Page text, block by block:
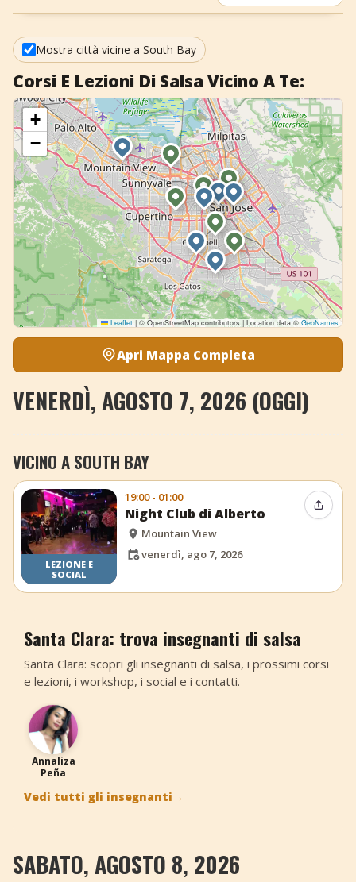
+ Aggiungi evento
Mostra città vicine a South Bay
Corsi E Lezioni Di Salsa Vicino A Te:
+
−
Leaflet | © OpenStreetMap contributors | Location data © GeoNames
Apri Mappa Completa
VENERDÌ, AGOSTO 7, 2026 (OGGI)
VICINO A SOUTH BAY
LEZIONE E
SOCIAL
19:00 - 01:00
Night Club di Alberto
Mountain View
venerdì, ago 7, 2026
Santa Clara: trova insegnanti di salsa
Santa Clara: scopri gli insegnanti di salsa, i prossimi corsi
e lezioni, i workshop, i social e i contatti.
AP
Annaliza
Peña
Vedi tutti gli insegnanti→
SABATO, AGOSTO 8, 2026